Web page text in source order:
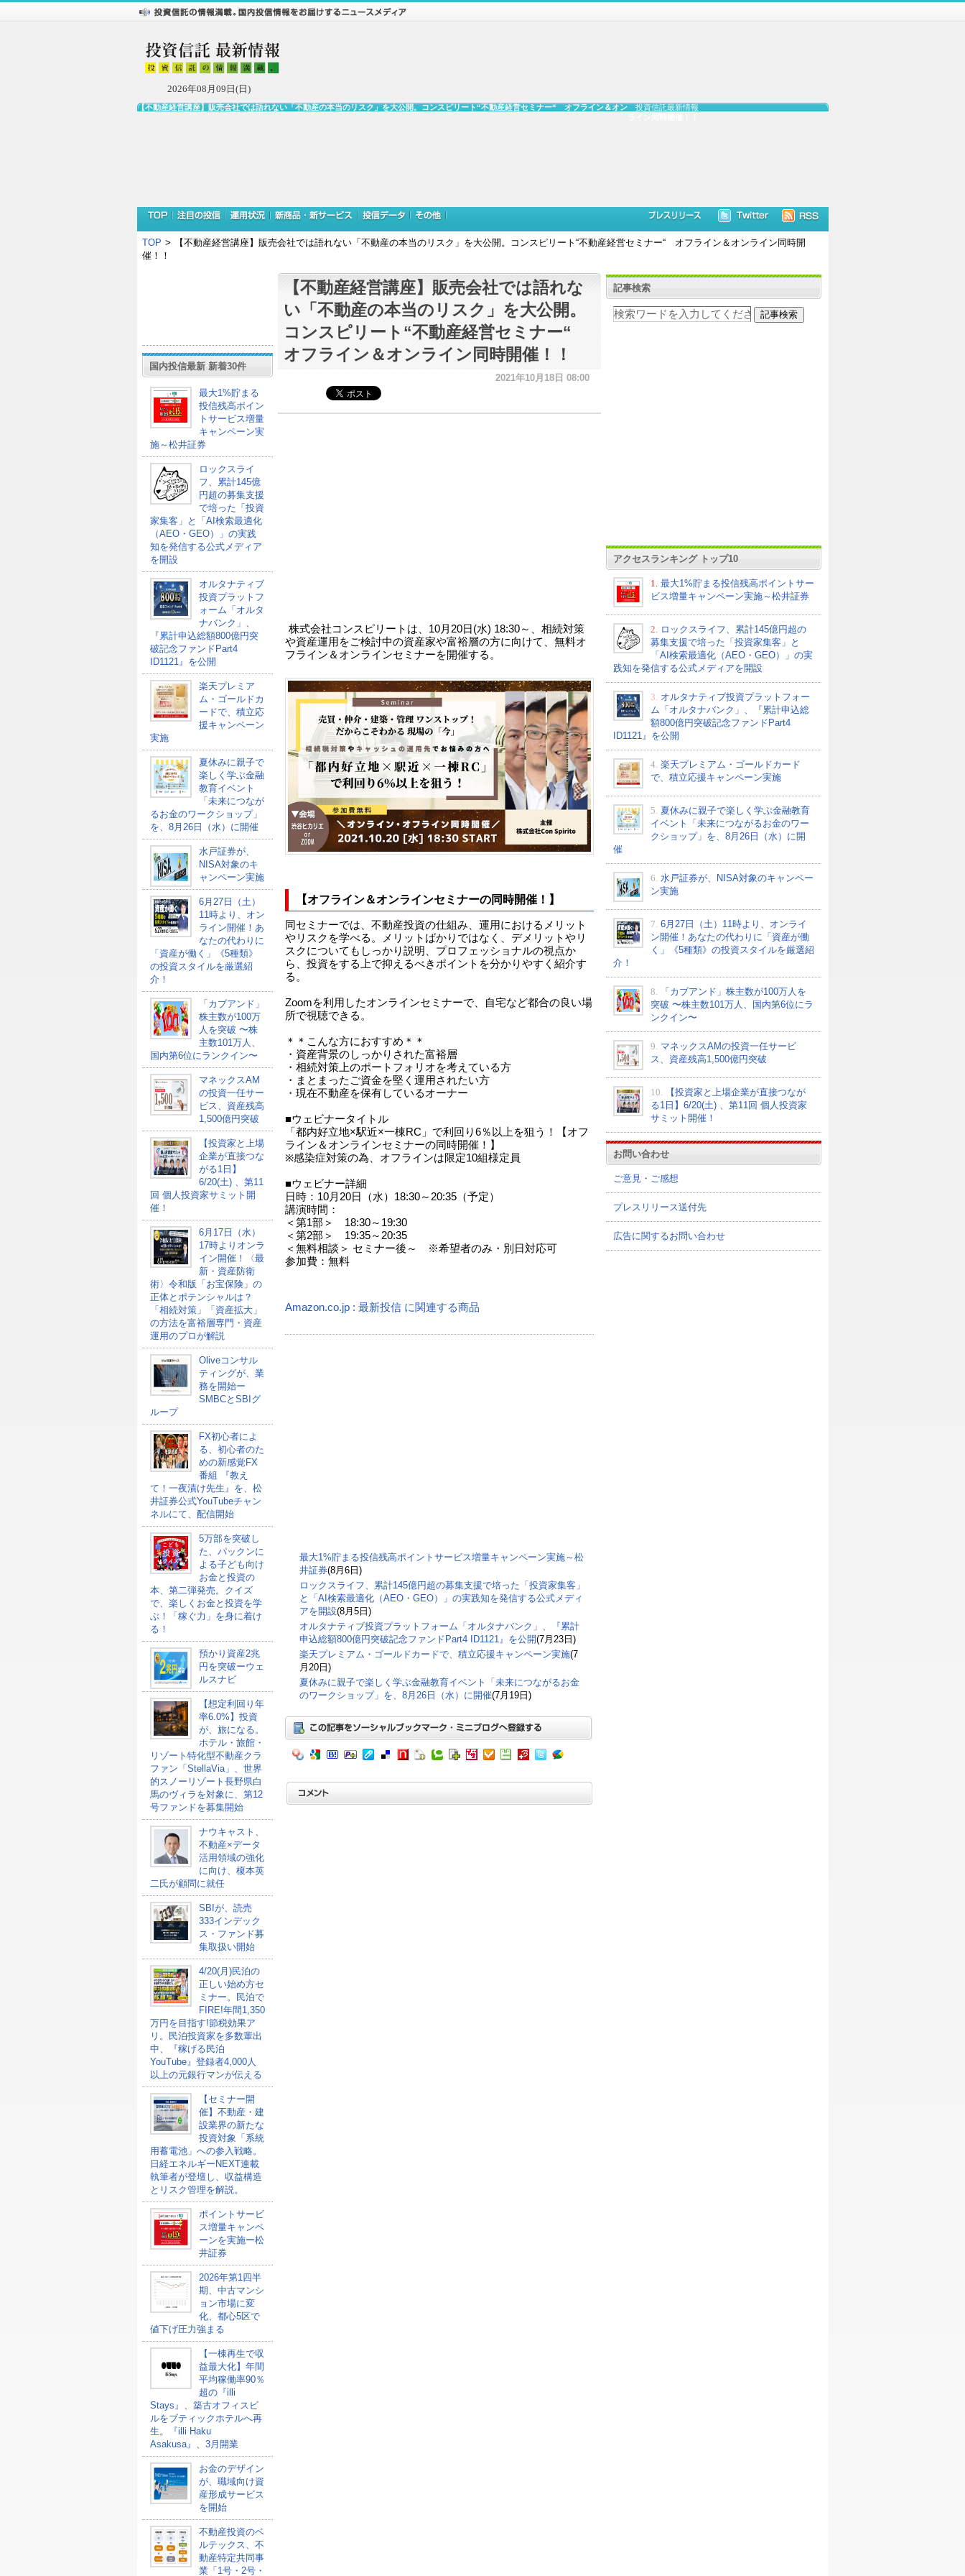
2026年08月09日(日)
投資信託最新情報
【不動産経営講座】販売会社では語れない「不動産の本当のリスク」を大公開。コンスピリート“不動産経営セミナー“ オフライン＆オン
TOP >
【不動産経営講座】販売会社では語れない「不動産の本当のリスク」を大公開。コンスピリート“不動産経営セミナー“ オフライン＆オンライン同時開
催！！
国内投信最新 新着30件
最大1%貯まる
投信残高ポイン
トサービス増量
キャンペーン実
施～松井証券
ロックスライ
フ、累計145億
円超の募集支援
で培った「投資
家集客」と「AI検索最適化
（AEO・GEO）」の実践
知を発信する公式メディア
を開設
オルタナティブ
投資プラットフ
ォーム「オルタ
ナバンク」、
『累計申込総額800億円突
破記念ファンドPart4
ID1121』を公開
楽天プレミア
ム・ゴールドカ
ードで、積立応
援キャンペーン
実施
夏休みに親子で
楽しく学ぶ金融
教育イベント
「未来につなが
るお金のワークショップ」
を、8月26日（水）に開催
水戸証券が、
NISA対象のキ
ャンペーン実施
6月27日（土）
11時より、オン
ライン開催！あ
なたの代わりに
「資産が働く」《5種類》
の投資スタイルを厳選紹
介！
「カブアンド」
株主数が100万
人を突破 〜株
主数101万人、
国内第6位にランクイン〜
マネックスAM
の投資一任サー
ビス、資産残高
1,500億円突破
【投資家と上場
企業が直接つな
がる1日】
6/20(土) 、第11
回 個人投資家サミット開
催！
6月17日（水）
17時よりオンラ
イン開催！〈最
新・資産防衛
術〉令和版「お宝保険」の
正体とポテンシャルは？
「相続対策」「資産拡大」
の方法を富裕層専門・資産
運用のプロが解説
Oliveコンサル
ティングが、業
務を開始ー
SMBCとSBIグ
ループ
FX初心者によ
る、初心者のた
めの新感覚FX
番組 『教え
て！一夜漬け先生』を、松
井証券公式YouTubeチャン
ネルにて、配信開始
5万部を突破し
た、パックンに
よる子ども向け
お金と投資の
本、第二弾発売。クイズ
で、楽しくお金と投資を学
ぶ！「稼ぐ力」を身に着け
る！
預かり資産2兆
円を突破ーウェ
ルスナビ
【想定利回り年
率6.0%】投資
が、旅になる。
ホテル・旅館・
リゾート特化型不動産クラ
ファン「StellaVia」、世界
的スノーリゾート長野県白
馬のヴィラを対象に、第12
号ファンドを募集開始
ナウキャスト、
不動産×データ
活用領域の強化
に向け、榎本英
二氏が顧問に就任
SBIが、読売
333インデック
ス・ファンド募
集取扱い開始
4/20(月)民泊の
正しい始め方セ
ミナー。民泊で
FIRE!年間1,350
万円を目指す!節税効果ア
リ。民泊投資家を多数輩出
中、『稼げる民泊
YouTube』登録者4,000人
以上の元銀行マンが伝える
【セミナー開
催】不動産・建
設業界の新たな
投資対象「系統
用蓄電池」への参入戦略。
日経エネルギーNEXT連載
執筆者が登壇し、収益構造
とリスク管理を解説。
ポイントサービ
ス増量キャンペ
ーンを実施ー松
井証券
2026年第1四半
期、中古マンシ
ョン市場に変
化、都心5区で
値下げ圧力強まる
【一棟再生で収
益最大化】年間
平均稼働率90％
超の『illi
Stays』、築古オフィスビ
ルをブティックホテルへ再
生。『illi Haku
Asakusa』、3月開業
お金のデザイン
が、職域向け資
産形成サービス
を開始
不動産投資のベ
ルテックス、不
動産特定共同事
業「1号・2号・
【不動産経営講座】販売会社では語れな
い「不動産の本当のリスク」を大公開。
コンスピリート“不動産経営セミナー“
オフライン＆オンライン同時開催！！
2021年10月18日 08:00
株式会社コンスピリートは、10月20日(水) 18:30～、相続対策
や資産運用をご検討中の資産家や富裕層の方に向けて、無料オ
フライン＆オンラインセミナーを開催する。
【オフライン＆オンラインセミナーの同時開催！】
同セミナーでは、不動産投資の仕組み、運用におけるメリット
やリスクを学べる。メリットばかりではなく、デメリットやリ
スクについてもしっかり説明、プロフェッショナルの視点か
ら、投資をする上で抑えるべきポイントを分かりやすく紹介す
る。
Zoomを利用したオンラインセミナーで、自宅など都合の良い場
所で視聴できる。
＊＊こんな方におすすめ＊＊
・資産背景のしっかりされた富裕層
・相続対策上のポートフォリオを考えている方
・まとまったご資金を堅く運用されたい方
・現在不動産を保有しているオーナー
■ウェビナータイトル
「都内好立地×駅近×一棟RC」で利回り6％以上を狙う！【オフ
ライン＆オンラインセミナーの同時開催！】
※感染症対策の為、オフラインは限定10組様定員
■ウェビナー詳細
日時：10月20日（水）18:30～20:35（予定）
講演時間：
＜第1部＞ 18:30～19:30
＜第2部＞ 19:35～20:35
＜無料相談＞ セミナー後～ ※希望者のみ・別日対応可
参加費：無料
Amazon.co.jp : 最新投信 に関連する商品
最大1%貯まる投信残高ポイントサービス増量キャンペーン実施～松
井証券(8月6日)
ロックスライフ、累計145億円超の募集支援で培った「投資家集客」
と「AI検索最適化（AEO・GEO）」の実践知を発信する公式メディ
アを開設(8月5日)
オルタナティブ投資プラットフォーム「オルタナバンク」、『累計
申込総額800億円突破記念ファンドPart4 ID1121』を公開(7月23日)
楽天プレミアム・ゴールドカードで、積立応援キャンペーン実施(7
月20日)
夏休みに親子で楽しく学ぶ金融教育イベント「未来につながるお金
のワークショップ」を、8月26日（水）に開催(7月19日)
記事検索
アクセスランキング トップ10
1.
最大1%貯まる投信残高ポイントサー
ビス増量キャンペーン実施～松井証券
2.
ロックスライフ、累計145億円超の
募集支援で培った「投資家集客」と
「AI検索最適化（AEO・GEO）」の実
践知を発信する公式メディアを開設
3. オルタナティブ投資プラットフォー
ム「オルタナバンク」、『累計申込総
額800億円突破記念ファンドPart4
ID1121』を公開
4. 楽天プレミアム・ゴールドカード
で、積立応援キャンペーン実施
5. 夏休みに親子で楽しく学ぶ金融教育
イベント「未来につながるお金のワー
クショップ」を、8月26日（水）に開
催
6. 水戸証券が、NISA対象のキャンペー
ン実施
7. 6月27日（土）11時より、オンライ
ン開催！あなたの代わりに「資産が働
く」《5種類》の投資スタイルを厳選紹
介！
8.
「カブアンド」株主数が100万人を
突破 〜株主数101万人、国内第6位にラ
ンクイン〜
9. マネックスAMの投資一任サービ
ス、資産残高1,500億円突破
10.
【投資家と上場企業が直接つなが
る1日】6/20(土) 、第11回 個人投資家
サミット開催！
お問い合わせ
ご意見・ご感想
プレスリリース送付先
広告に関するお問い合わせ